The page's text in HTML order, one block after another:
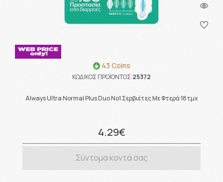
43 Coins
ΚΩΔΙΚΟΣ ΠΡΟΪΟΝΤΟΣ:25372
Always Ultra Normal Plus Duo No1 Σερβιέτες Με Φτερά 18τμχ
4.29€
Σύντομα κοντά σας